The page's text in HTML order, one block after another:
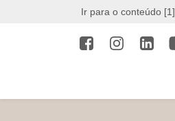
Ir para o conteúdo [1]